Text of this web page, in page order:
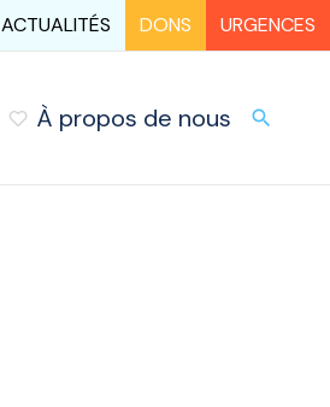
ACTUALITÉS DONS URGENCES
À propos de nous search